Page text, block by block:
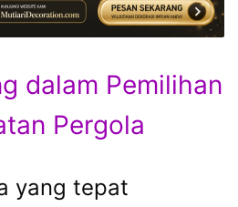
dalam Pemilihan
Pergola
yang tepat